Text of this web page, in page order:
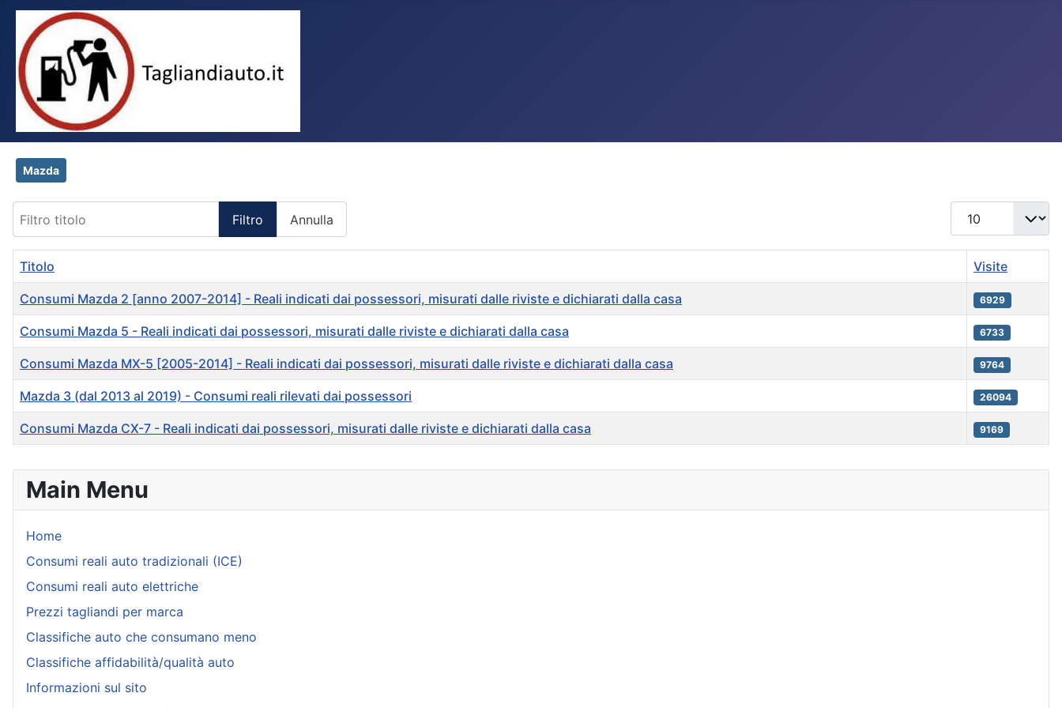
Main Menu
Home
Consumi reali auto tradizionali (ICE)
Consumi reali auto elettriche
Prezzi tagliandi per marca
Classifiche auto che consumano meno
Classifiche affidabilità/qualità auto
Informazioni sul sito
Mazda
Filtro Annulla
Visualizza n.
Titolo Visite
Consumi Mazda 2 [anno 2007-2014] - Reali indicati dai possessori, misurati dalle riviste e dichiarati dalla casa 6929
Consumi Mazda 5 - Reali indicati dai possessori, misurati dalle riviste e dichiarati dalla casa 6733
Consumi Mazda MX-5 [2005-2014] - Reali indicati dai possessori, misurati dalle riviste e dichiarati dalla casa 9764
Mazda 3 (dal 2013 al 2019) - Consumi reali rilevati dai possessori 26094
Consumi Mazda CX-7 - Reali indicati dai possessori, misurati dalle riviste e dichiarati dalla casa 9169